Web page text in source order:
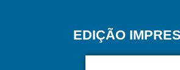
EDIÇÃO